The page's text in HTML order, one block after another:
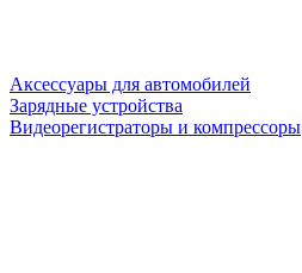
Аксессуары для автомобилей
Зарядные устройства
Видеорегистраторы и компрессоры